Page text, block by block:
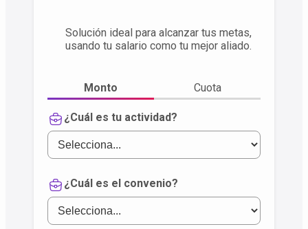
Solución ideal para alcanzar tus metas,
usando tu salario como tu mejor aliado.
Monto Cuota
¿Cuál es tu actividad?
¿Cuál es el convenio?